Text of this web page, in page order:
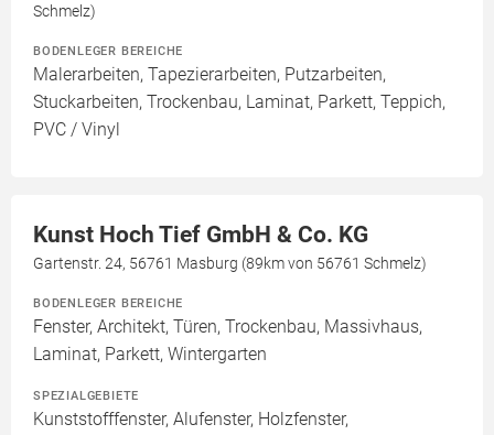
Schmelz)
BODENLEGER BEREICHE
Malerarbeiten, Tapezierarbeiten, Putzarbeiten,
Stuckarbeiten, Trockenbau, Laminat, Parkett, Teppich,
PVC / Vinyl
Kunst Hoch Tief GmbH & Co. KG
Gartenstr. 24, 56761 Masburg (89km von 56761 Schmelz)
BODENLEGER BEREICHE
Fenster, Architekt, Türen, Trockenbau, Massivhaus,
Laminat, Parkett, Wintergarten
SPEZIALGEBIETE
Kunststofffenster, Alufenster, Holzfenster,